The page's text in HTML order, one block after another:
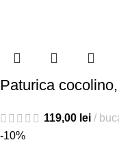
Paturica
119,00 lei
-10%